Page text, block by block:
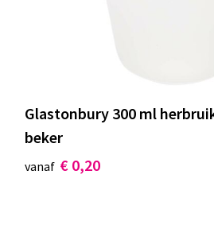
Glastonbury 300 ml
beker
vanaf € 0,20